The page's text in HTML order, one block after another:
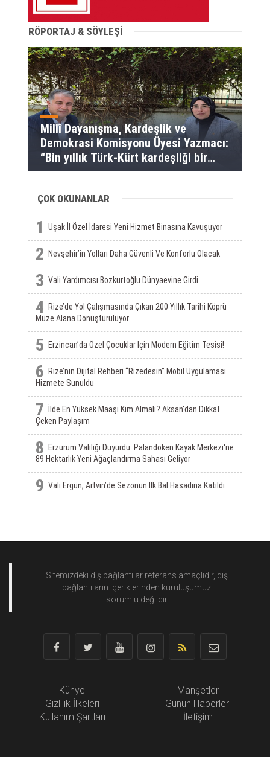
RÖPORTAJ & SÖYLEŞİ
Millî Dayanışma, Kardeşlik ve
Demokrasi Komisyonu Üyesi Yazmacı:
“Bin yıllık Türk-Kürt kardeşliği bir
slogan değil, bu toprakların
ÇOK OKUNANLAR
1 Uşak İl Özel İdaresi Yeni Hizmet Binasına Kavuşuyor
2 Nevşehir’in Yolları Daha Güvenli Ve Konforlu Olacak
3 Vali Yardımcısı Bozkurtoğlu Dünyaevine Girdi
4
Rize’de Yol Çalışmasında Çıkan 200 Yıllık Tarihi Köprü
Müze Alana Dönüştürülüyor
5 Erzincan’da Özel Çocuklar Için Modern Eğitim Tesisi!
6
Rize’nin Dijital Rehberi “Rizedesin” Mobil Uygulaması
Hizmete Sunuldu
7
İlde En Yüksek Maaşı Kim Almalı? Aksan'dan Dikkat
Çeken Paylaşım
8
Erzurum Valiliği Duyurdu: Palandöken Kayak Merkezi'ne
89 Hektarlık Yeni Ağaçlandırma Sahası Geliyor
9 Vali Ergün, Artvin’de Sezonun Ilk Bal Hasadına Katıldı
Sitemizdeki dış bağlantılar referans amaçlıdır, dış
bağlantıların içeriklerinden kuruluşumuz
sorumlu değildir
Künye
Gizlilik İlkeleri
Kullanım Şartları
Manşetler
Günün Haberleri
İletişim